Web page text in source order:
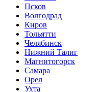
Псков
Волгодрад
Киров
Тольятти
Челябинск
Нижний Талиг
Магнитогорск
Самара
Орел
Ухта